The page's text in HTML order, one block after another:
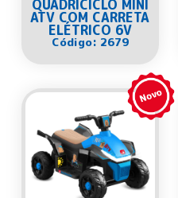
QUADRICICLO MINI
ATV COM CARRETA
ELÉTRICO 6V
Código: 2679